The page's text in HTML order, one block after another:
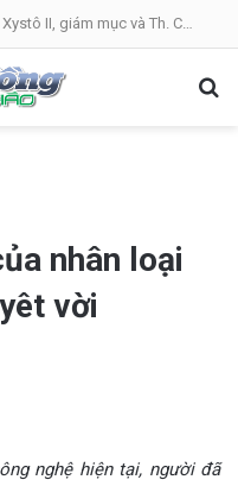
Bánh Mì Sáng | Thứ Sáu 07.08 | Th. Xystô II, giám mục và Th. Cajêtanô, linh mục
nhân loại
vời
nghệ hiện tại, người đã